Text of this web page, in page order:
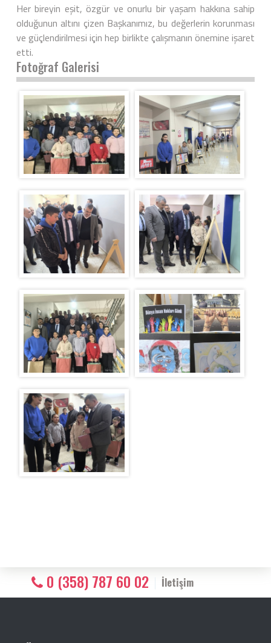
Her bireyin eşit, özgür ve onurlu bir yaşam hakkına sahip
olduğunun altını çizen Başkanımız, bu değerlerin korunması
ve güçlendirilmesi için hep birlikte çalışmanın önemine işaret
etti.
Fotoğraf Galerisi
0 (358) 787 60 02 İletişim